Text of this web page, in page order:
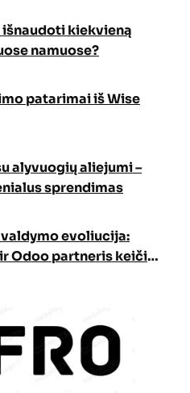
kiekvieną
namuose?
patarimai iš Wise
alyvuogių aliejumi –
sprendimas
evoliucija:
Odoo partneris keičia